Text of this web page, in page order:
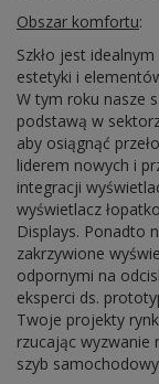
Obszar komfortu:
Szkło jest
estetyki i
W tym roku nasze
podstawą w
aby osiągnąć
liderem nowych i
integracji
wyświetlacz
Displays. Ponadto
zakrzywione
odpornymi na
eksperci ds.
Twoje projekty
rzucając
szyb